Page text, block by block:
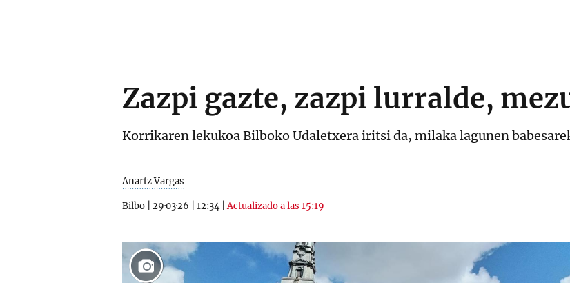
Zazpi gazte, zazpi lurralde,
Korrikaren lekukoa Bilboko Udaletxera iritsi da, milaka lagunen
Anartz Vargas
Bilbo 29·03·26 12:34 |Actualizado a las 15:19